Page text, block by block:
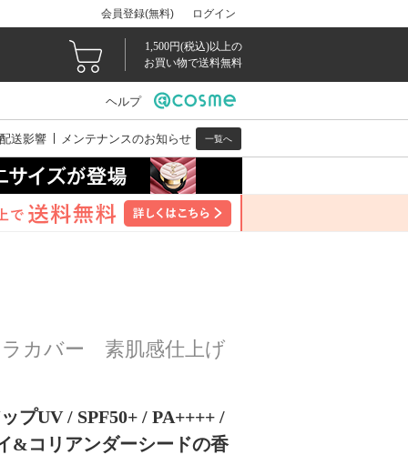
会員登録(無料) ログイン
1,500円(税込)以上の
お買い物で送料無料
ヘルプ
送影響 メンテナンスのお知らせ 一覧へ
ラカバー 素肌感仕上げ
プUV / SPF50+ / PA++++ /
&コリアンダーシードの香